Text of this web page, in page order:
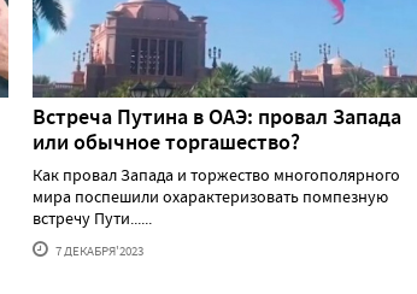
Встреча Путина в ОАЭ: провал Запада
или обычное торгашество?
Как провал Запада и торжество многополярного
мира поспешили охарактеризовать помпезную
встречу Пути......
7 ДЕКАБРЯ'2023